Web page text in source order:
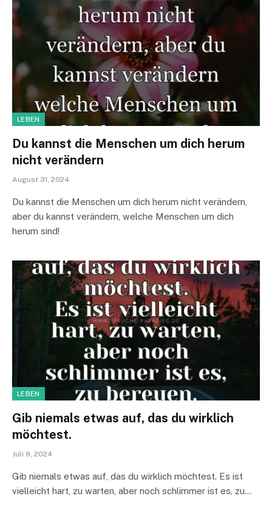
LEBEN
Du kannst die Menschen um dich herum
nicht verändern
August 31, 2024
Du kannst die Menschen um dich herum nicht verändern,
aber du kannst verändern, welche Menschen um dich
herum sind!
LEBEN
Gib niemals etwas auf, das du wirklich
möchtest.
Juli 9, 2024
Gib niemals etwas auf, das du wirklich möchtest. Es ist
vielleicht hart, zu warten, aber noch schlimmer ist es, zu…